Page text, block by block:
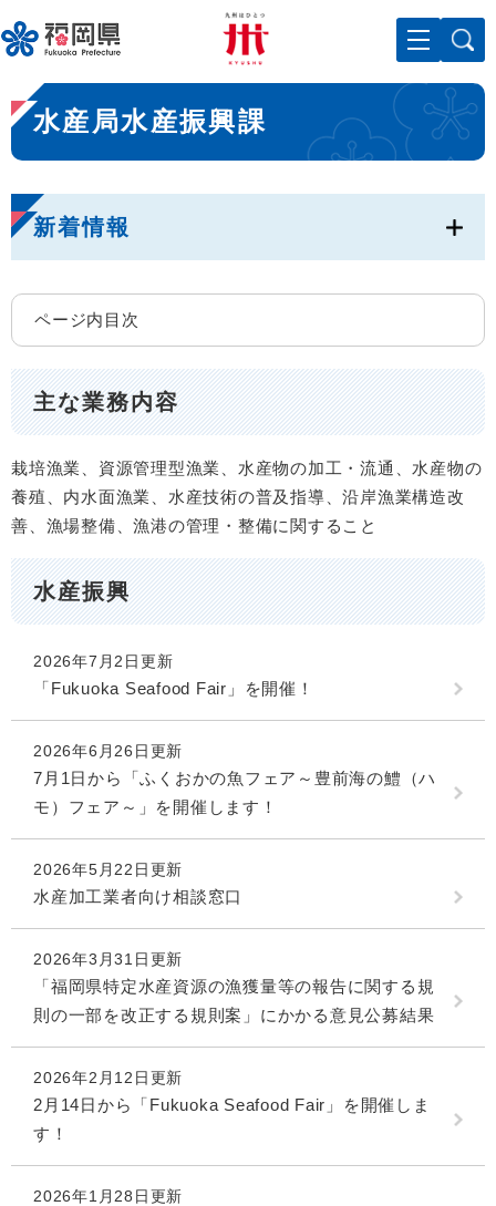
ー
ジ
先
頭
で
。
メニューを飛ばして本文へ
本
文
水産局水産振興課
新着情報
ページ内目次
主な業務内容
栽培漁業、資源管理型漁業、水産物の加工・流通、水産物の
養殖、内水面漁業、水産技術の普及指導、沿岸漁業構造改
善、漁場整備、漁港の管理・整備に関すること
水産振興
2026年7月2日更新
「Fukuoka Seafood Fair」を開催！
2026年6月26日更新
7月1日から「ふくおかの魚フェア～豊前海の鱧（ハ
モ）フェア～」を開催します！
2026年5月22日更新
水産加工業者向け相談窓口
2026年3月31日更新
「福岡県特定水産資源の漁獲量等の報告に関する規
則の一部を改正する規則案」にかかる意見公募結果
2026年2月12日更新
2月14日から「Fukuoka Seafood Fair」を開催しま
す！
2026年1月28日更新